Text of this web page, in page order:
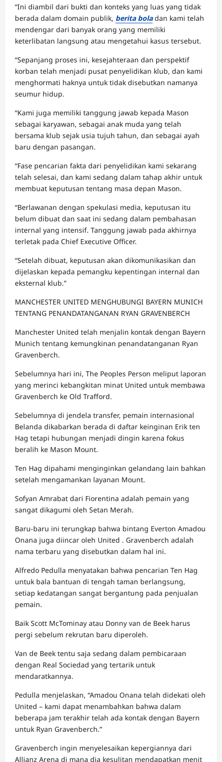
“Ini diambil dari bukti dan konteks yang luas yang tidak
berada dalam domain publik, berita boladan kami telah
mendengar dari banyak orang yang memiliki
keterlibatan langsung atau mengetahui kasus tersebut.
“Sepanjang proses ini, kesejahteraan dan perspektif
korban telah menjadi pusat penyelidikan klub, dan kami
menghormati haknya untuk tidak disebutkan namanya
seumur hidup.
“Kami juga memiliki tanggung jawab kepada Mason
sebagai karyawan, sebagai anak muda yang telah
bersama klub sejak usia tujuh tahun, dan sebagai ayah
baru dengan pasangan.
“Fase pencarian fakta dari penyelidikan kami sekarang
telah selesai, dan kami sedang dalam tahap akhir untuk
membuat keputusan tentang masa depan Mason.
“Berlawanan dengan spekulasi media, keputusan itu
belum dibuat dan saat ini sedang dalam pembahasan
internal yang intensif. Tanggung jawab pada akhirnya
terletak pada Chief Executive Officer.
“Setelah dibuat, keputusan akan dikomunikasikan dan
dijelaskan kepada pemangku kepentingan internal dan
eksternal klub.”
MANCHESTER UNITED MENGHUBUNGI BAYERN MUNICH
TENTANG PENANDATANGANAN RYAN GRAVENBERCH
Manchester United telah menjalin kontak dengan Bayern
Munich tentang kemungkinan penandatanganan Ryan
Gravenberch.
Sebelumnya hari ini, The Peoples Person meliput laporan
yang merinci kebangkitan minat United untuk membawa
Gravenberch ke Old Trafford.
Sebelumnya di jendela transfer, pemain internasional
Belanda dikabarkan berada di daftar keinginan Erik ten
Hag tetapi hubungan menjadi dingin karena fokus
beralih ke Mason Mount.
Ten Hag dipahami menginginkan gelandang lain bahkan
setelah mengamankan layanan Mount.
Sofyan Amrabat dari Fiorentina adalah pemain yang
sangat dikagumi oleh Setan Merah.
Baru-baru ini terungkap bahwa bintang Everton Amadou
Onana juga diincar oleh United . Gravenberch adalah
nama terbaru yang disebutkan dalam hal ini.
Alfredo Pedulla menyatakan bahwa pencarian Ten Hag
untuk bala bantuan di tengah taman berlangsung,
setiap kedatangan sangat bergantung pada penjualan
pemain.
Baik Scott McTominay atau Donny van de Beek harus
pergi sebelum rekrutan baru diperoleh.
Van de Beek tentu saja sedang dalam pembicaraan
dengan Real Sociedad yang tertarik untuk
mendaratkannya.
Pedulla menjelaskan, “Amadou Onana telah didekati oleh
United – kami dapat menambahkan bahwa dalam
beberapa jam terakhir telah ada kontak dengan Bayern
untuk Ryan Gravenberch.”
Gravenberch ingin menyelesaikan kepergiannya dari
Allianz Arena di mana dia kesulitan mendapatkan menit